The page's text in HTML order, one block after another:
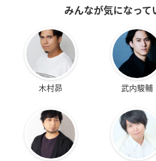
みんなが気になって
木村昴 武内駿輔